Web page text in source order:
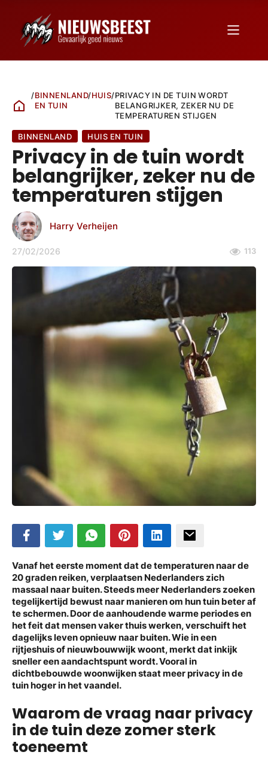
/BINNENLAND/HUIS
EN TUIN
/PRIVACY IN DE TUIN WORDT
BELANGRIJKER, ZEKER NU DE
TEMPERATUREN STIJGEN
BINNENLAND HUIS EN TUIN
Privacy in de tuin wordt
belangrijker, zeker nu de
temperaturen stijgen
Harry Verheijen
27/02/2026 113
Vanaf het eerste moment dat de temperaturen naar de
20 graden reiken, verplaatsen Nederlanders zich
massaal naar buiten. Steeds meer Nederlanders zoeken
tegelijkertijd bewust naar manieren om hun tuin beter af
te schermen. Door de aanhoudende warme periodes en
het feit dat mensen vaker thuis werken, verschuift het
dagelijks leven opnieuw naar buiten. Wie in een
rijtjeshuis of nieuwbouwwijk woont, merkt dat inkijk
sneller een aandachtspunt wordt. Vooral in
dichtbebouwde woonwijken staat meer privacy in de
tuin hoger in het vaandel.
Waarom de vraag naar privacy
in de tuin deze zomer sterk
toeneemt